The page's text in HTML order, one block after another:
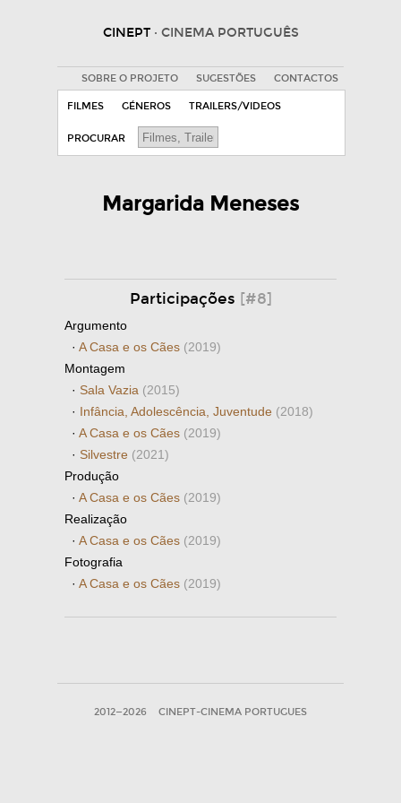
CINEPT · CINEMA PORTUGUÊS
SOBRE O PROJETO SUGESTÕES CONTACTOS
FILMES GÉNEROS TRAILERS/VIDEOS
PROCURAR
Margarida Meneses
Participações [#8]
Argumento
· A Casa e os Cães (2019)
Montagem
· Sala Vazia (2015)
· Infância, Adolescência, Juventude (2018)
· A Casa e os Cães (2019)
· Silvestre (2021)
Produção
· A Casa e os Cães (2019)
Realização
· A Casa e os Cães (2019)
Fotografia
· A Casa e os Cães (2019)
2012—2026 CINEPT-CINEMA PORTUGUES